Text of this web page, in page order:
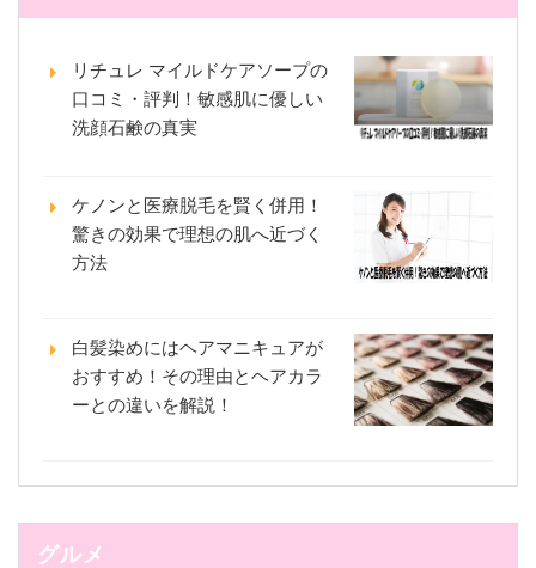
リチュレ マイルドケアソープの
口コミ・評判！敏感肌に優しい
洗顔石鹸の真実
ケノンと医療脱毛を賢く併用！
驚きの効果で理想の肌へ近づく
方法
白髪染めにはヘアマニキュアが
おすすめ！その理由とヘアカラ
ーとの違いを解説！
グルメ